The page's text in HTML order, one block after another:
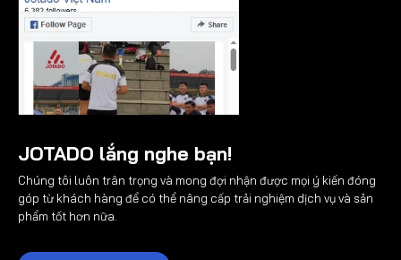
JOTADO lắng nghe bạn!
Chúng tôi luôn trân trọng và mong đợi nhận được mọi ý kiến đóng
góp từ khách hàng để có thể nâng cấp trải nghiệm dịch vụ và sản
phẩm tốt hơn nữa.